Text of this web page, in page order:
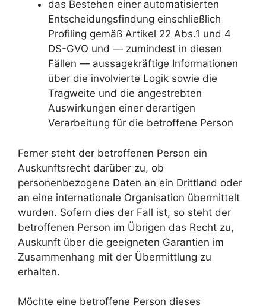
das Bestehen einer automatisierten
Entscheidungsfindung einschließlich
Profiling gemäß Artikel 22 Abs.1 und 4
DS-GVO und — zumindest in diesen
Fällen — aussagekräftige Informationen
über die involvierte Logik sowie die
Tragweite und die angestrebten
Auswirkungen einer derartigen
Verarbeitung für die betroffene Person
Ferner steht der betroffenen Person ein
Auskunftsrecht darüber zu, ob
personenbezogene Daten an ein Drittland oder
an eine internationale Organisation übermittelt
wurden. Sofern dies der Fall ist, so steht der
betroffenen Person im Übrigen das Recht zu,
Auskunft über die geeigneten Garantien im
Zusammenhang mit der Übermittlung zu
erhalten.
Möchte eine betroffene Person dieses